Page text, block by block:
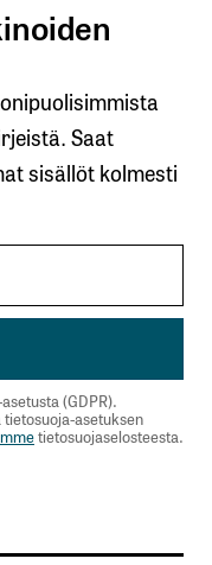
Saat
sisällöt kolmesti
(GDPR).
asetuksen
tietosuojaselosteesta.